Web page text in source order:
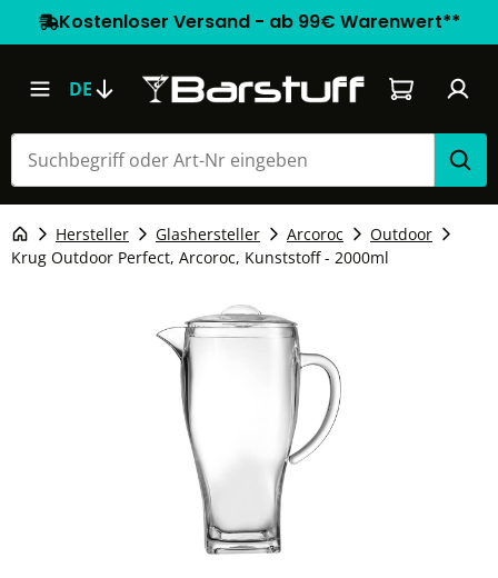
Kostenloser Versand - ab 99€ Warenwert**
DE Warenkorb
Hersteller Glashersteller Arcoroc
Outdoor
Krug Outdoor Perfect, Arcoroc, Kunststoff - 2000ml